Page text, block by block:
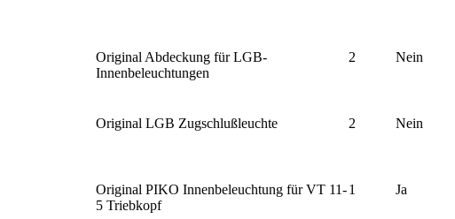
Original Abdeckung für LGB-
Innenbeleuchtungen
2 Nein
Original LGB Zugschlußleuchte 2 Nein
Original PIKO Innenbeleuchtung für VT 11-
5 Triebkopf
1 Ja